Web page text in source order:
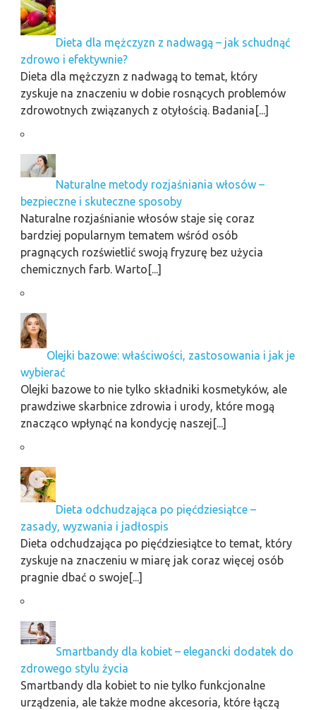
Dieta dla mężczyzn z nadwagą – jak schudnąć
zdrowo i efektywnie?
Dieta dla mężczyzn z nadwagą to temat, który
zyskuje na znaczeniu w dobie rosnących problemów
zdrowotnych związanych z otyłością. Badania[...]
Naturalne metody rozjaśniania włosów –
bezpieczne i skuteczne sposoby
Naturalne rozjaśnianie włosów staje się coraz
bardziej popularnym tematem wśród osób
pragnących rozświetlić swoją fryzurę bez użycia
chemicznych farb. Warto[...]
Olejki bazowe: właściwości, zastosowania i jak je
wybierać
Olejki bazowe to nie tylko składniki kosmetyków, ale
prawdziwe skarbnice zdrowia i urody, które mogą
znacząco wpłynąć na kondycję naszej[...]
Dieta odchudzająca po pięćdziesiątce –
zasady, wyzwania i jadłospis
Dieta odchudzająca po pięćdziesiątce to temat, który
zyskuje na znaczeniu w miarę jak coraz więcej osób
pragnie dbać o swoje[...]
Smartbandy dla kobiet – elegancki dodatek do
zdrowego stylu życia
Smartbandy dla kobiet to nie tylko funkcjonalne
urządzenia, ale także modne akcesoria, które łączą